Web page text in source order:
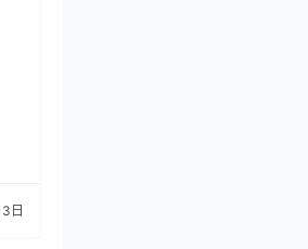
日